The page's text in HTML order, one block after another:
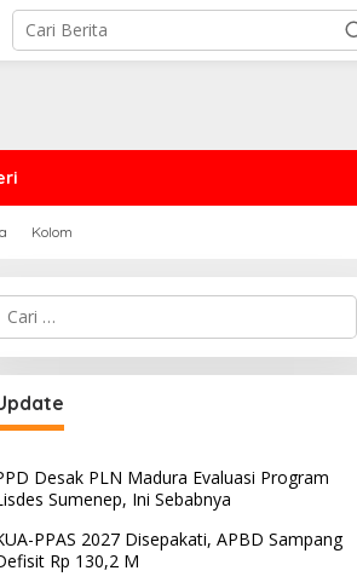
Kolom
untuk:
Desak PLN Madura Evaluasi Program
Sumenep, Ini Sebabnya
PPAS 2027 Disepakati, APBD Sampang
Rp 130,2 M